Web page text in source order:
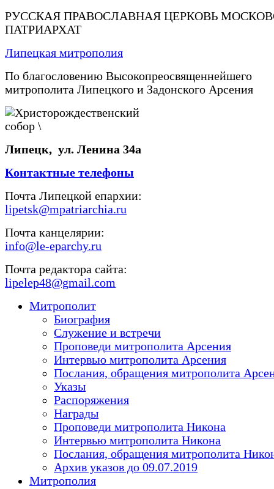
РУССКАЯ ПРАВОСЛАВНАЯ ЦЕРКОВЬ
ПАТРИАРХАТ
Липецкая митрополия
По благословению Высокопреосвященнейшего
митрополита Липецкого и Задонского Арсения
Липецк, ул. Ленина 34а
Контактные телефоны
Почта Липецкой епархии:
lipetsk@mpatriarchia.ru
Почта канцелярии:
info@le-eparchy.ru
Почта редактора сайта:
lipelep48@gmail.com
Митрополит
Биография
Служение и встречи
Проповеди митрополита Арсения
Интервью митрополита Арсения
Послания, обращения митрополита
Указы
Распоряжения
Награды
Проповеди митрополита Никона
Интервью митрополита Никона
Послания, обращения митрополита
Архив указов до 09.07.2019
Митрополия